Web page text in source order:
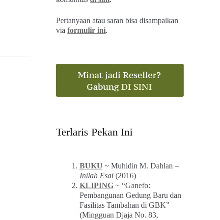
Pertanyaan atau saran bisa disampaikan
viaformulir ini.
Terlaris Pekan Ini
BUKU ~ Muhidin M. Dahlan –
Inilah Esai(2016)
KLIPING~ “Ganefo:
Pembangunan Gedung Baru dan
Fasilitas Tambahan di GBK”
(Mingguan Djaja No. 83,